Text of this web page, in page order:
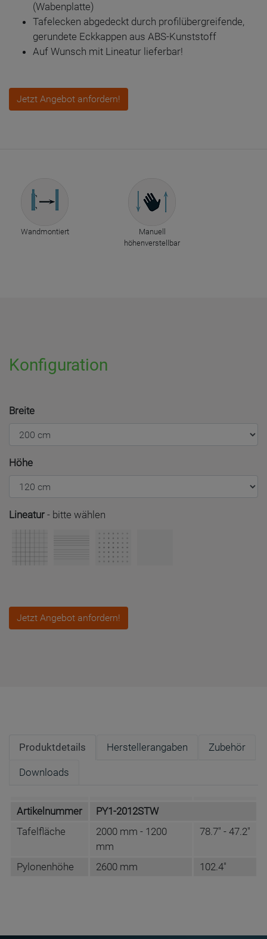
(Wabenplatte)
Tafelecken abgedeckt durch profilübergreifende,
gerundete Eckkappen aus ABS-Kunststoff
Auf Wunsch mit Lineatur lieferbar!
Jetzt Angebot anfordern!
Wandmontiert
Manuell
höhenverstellbar
Konfiguration
Breite
Höhe
Lineatur - bitte wählen
Jetzt Angebot anfordern!
Produktdetails Herstellerangaben Zubehör
Downloads
Artikelnummer
PY1-2012STW
Tafelfläche
2000 mm - 1200
mm
78.7" - 47.2"
Pylonenhöhe 2600 mm 102.4"
Name Conen Furniture GmbH